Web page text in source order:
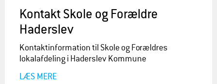
Kontakt Skole og Forældre
Haderslev
Kontaktinformation til Skole og Forældres
lokalafdeling i Haderslev Kommune
LÆS MERE